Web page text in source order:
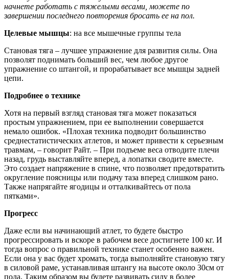
начнете работать с тяжелыми весами, можете по
завершении последнего повторения бросать ее на пол.
Целевые мышцы: на все мышечные группы тела
Становая тяга – лучшее упражнение для развития силы. Она
позволят поднимать больший вес, чем любое другое
упражнение со штангой, и прорабатывает все мышцы задней
цепи.
Подробнее о технике
Хотя на первый взгляд становая тяга может показаться
простым упражнением, при ее выполнении совершается
немало ошибок. «Плохая техника подводит большинство
среднестатистических атлетов, и может привести к серьезным
травмам, – говорит Райт. – При подъеме веса отводите плечи
назад, грудь выставляйте вперед, а лопатки сводите вместе.
Это создает напряжение в спине, что позволяет предотвратить
округление поясницы или подачу таза вперед слишком рано.
Также напрягайте ягодицы и отталкивайтесь от пола
пятками».
Прогресс
Даже если вы начинающий атлет, то будете быстро
прогрессировать и вскоре в рабочем весе достигнете 100 кг. И
тогда вопрос о правильной технике станет особенно важен.
Если она у вас будет хромать, тогда выполняйте становую тягу
в силовой раме, устанавливая штангу на высоте около 30см от
пола. Таким образом вы будете развивать силу в более